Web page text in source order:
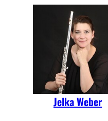
Jelka Weber